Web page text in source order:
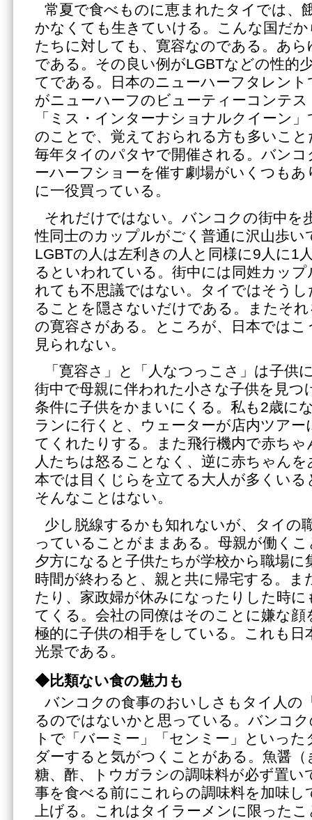
常夏で食べものに恵まれたタイでは、
かなくても生きていける。こんな国だ
たちに対しても、寛容なのである。あ
である。その良い例がLGBTなどの性的
てである。日本のニューハーフタレン
がニューハーフのビューティーコンテ
「ミス・インターナショナルクイーン
のことで、覚えておられる方も多いこ
毎年タイのパタヤで開催される。バン
ーハーフショーを催す劇場がいくつもあ
に一役買っている。
それだけではない。バンコクの街中を
性同士のカップルがごく普通に沢山歩い
LGBTの人は左利きの人と同様に9人に1
るといわれている。街中には同姓カッ
れても不思議ではない。タイではそう
ることを隠さないだけである。またそ
の寛容さがある。ところが、日本では
見られない。
「寛容さ」と「人なつっこさ」は子供
街中で母親に伴われた小さな子供を見つ
条件に子供をかまいにくる。私も2歳に
ランに行くと、ウェーターが店内ツア
てくれたりする。また飛行機内で赤ち
人たちは怒ることなく、逆に赤ちゃん
本では目くじらを立てる大人が多くい
そんなことはない。
少し脱線するかも知れないが、タイの
っていることがままある。母親が働く
夕方になると子供たちが学校から職場に
時間が終わると、親と共に帰宅する。ま
たり、家政婦が休みになったりした時に
てくる。会社の同僚はそのことに嫌な
極的に子供の相手をしている。これも
光景である。
◆比類ない食の魅力も
バンコクの食事のおいしさもタイ人の
るのではないかと思っている。バンコ
トで「バーミー」「センミー」といっ
ダーすると気がつくことがある。魚醤
糖、酢、トウガラシの調味料が必ず置い
事を食べる前にこれらの調味料を加味し
上げる。これはタイラーメンに限った